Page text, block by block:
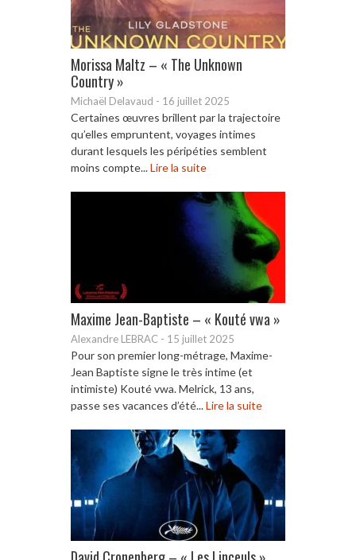
Morissa Maltz – « The Unknown
Country »
Michaël Delavaud - 16 juillet 2025
Certaines œuvres brillent par la trajectoire
qu’elles empruntent, voyages intimes
durant lesquels les péripéties semblent
moins compte...Lire la suite
Maxime Jean-Baptiste – « Kouté vwa »
Alexandre LEBRAC - 15 juillet 2025
Pour son premier long-métrage, Maxime-
Jean Baptiste signe le très intime (et
intimiste) Kouté vwa. Melrick, 13 ans,
passe ses vacances d’été...Lire la suite